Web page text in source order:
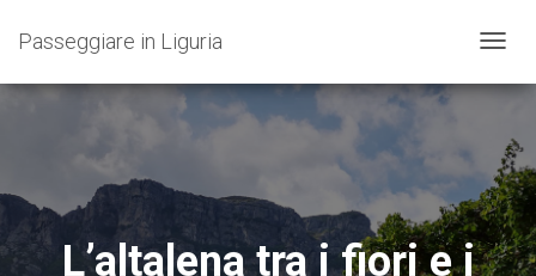
Passeggiare in Liguria
A
A
Z
I
O
N
L’altalena tra i fiori e i